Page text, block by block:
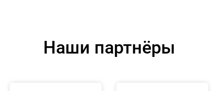
Наши партнёры